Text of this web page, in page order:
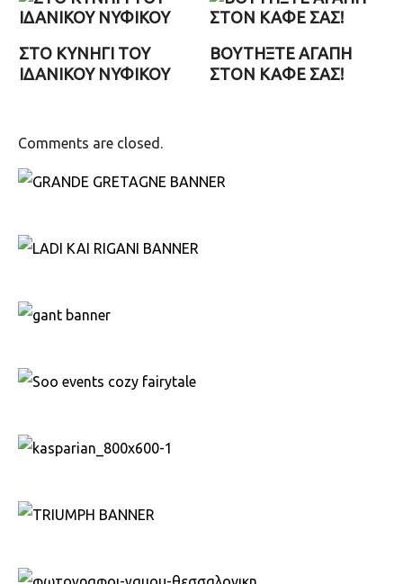
ΣΤΟ ΚΥΝΗΓΙ ΤΟΥ
ΙΔΑΝΙΚΟΥ ΝΥΦΙΚΟΥ
ΒΟΥΤΗΞΤΕ ΑΓΑΠΗ
ΣΤΟΝ ΚΑΦΕ ΣΑΣ!
Comments are closed.